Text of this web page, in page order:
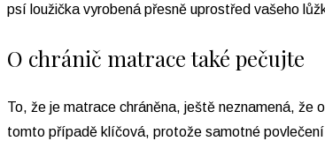
psí loužička vyrobená přesně uprostřed vašeho
O chránič matrace také pečujte
To, že je matrace chráněna, ještě neznamená, že
tomto případě klíčová, protože samotné